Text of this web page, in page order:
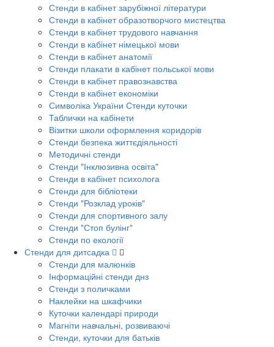
Стенди в кабінет зарубіжної літератури
Стенди в кабінет образотворчого мистецтва
Стенди в кабінет трудового навчання
Стенди в кабінет німецької мови
Стенди в кабінет анатомії
Стенди плакати в кабінет польської мови
Стенди в кабінет правознавства
Стенди в кабінет економіки
Символіка України Стенди куточки
Таблички на кабінети
Візитки школи оформлення коридорів
Стенди безпека життєдіяльності
Методичні стенди
Стенди "Інклюзивна освіта"
Стенди в кабінет психолога
Стенди для бібліотеки
Стенди "Розклад уроків"
Стенди для спортивного залу
Стенди "Стоп булінг"
Стенди по екології
Стенди для дитсадка
Стенди для малюнків
Інформаційні стенди днз
Стенди з поличками
Наклейки на шкафчики
Куточки календарі природи
Магніти навчальні, розвиваючі
Стенди, куточки для батьків